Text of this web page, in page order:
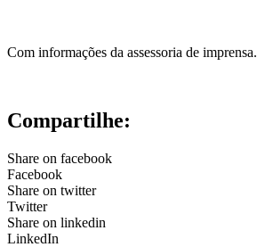
Com informações da assessoria de imprensa.
Compartilhe:
Share on facebook
Facebook
Share on twitter
Twitter
Share on linkedin
LinkedIn